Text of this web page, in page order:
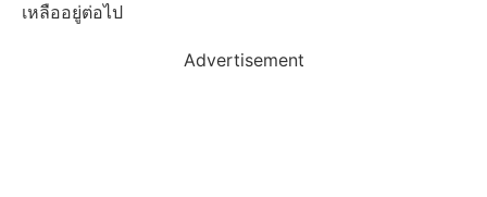
เหลืออยู่ต่อไป
Advertisement